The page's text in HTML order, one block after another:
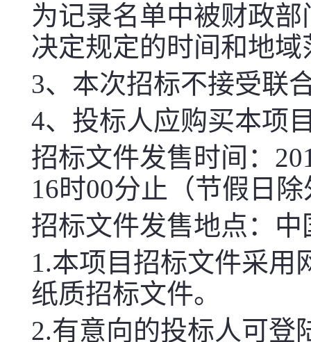
为记录名单中被财政
决定规定的时间和地域
3、本次招标不接受联
4、投标人应购买本项
招标文件发售时间：
16时00分止（节假日除
招标文件发售地点：
1.本项目招标文件采用
纸质招标文件。
2.有意向的投标人可登